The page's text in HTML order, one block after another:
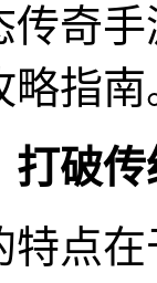
传奇
略指南
打破
特点